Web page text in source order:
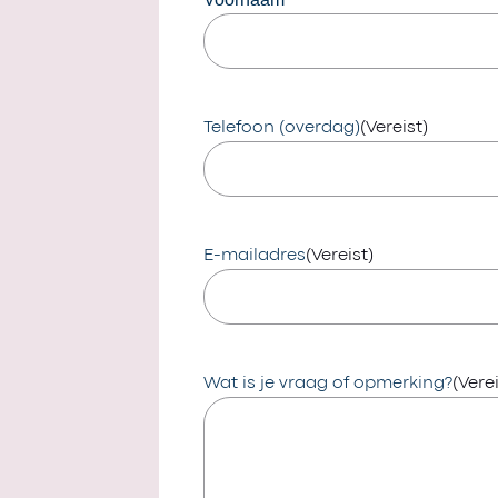
Telefoon (overdag)(Vereist)
E-mailadres(Vereist)
Wat is je vraag of opmerking?